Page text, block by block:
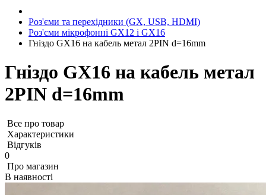
Роз'єми та перехідники (GX, USB, HDMI)
Роз'єми мікрофонні GX12 і GX16
Гніздо GX16 на кабель метал 2PIN d=16mm
Гніздо GX16 на кабель метал
2PIN d=16mm
Все про товар
Характеристики
Відгуків
0
Про магазин
В наявності